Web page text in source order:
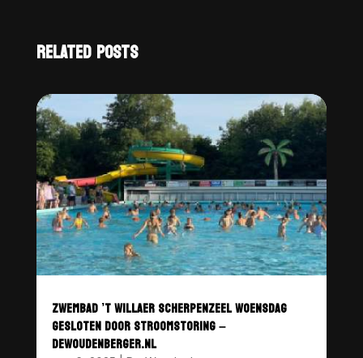
RELATED POSTS
ZWEMBAD ’T WILLAER SCHERPENZEEL WOENSDAG
GESLOTEN DOOR STROOMSTORING –
DEWOUDENBERGER.NL